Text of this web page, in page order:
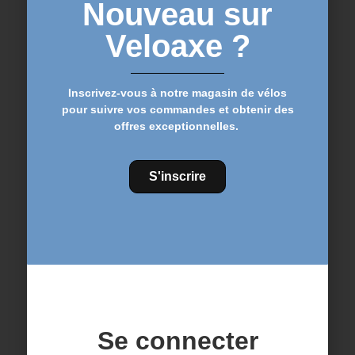
Promo !
PLAQUES DE FREIN
À ÉTRIER FORMULE
– BIOLOGIQUES
Ajouter au
Promo !
Plaquettes de frein à
étrier CANNODALE
CODA –
15,95
Ajouter au
Nouveau sur
Veloaxe ?
Inscrivez-vous à notre magasin de vélos
pour suivre vos commandes et obtenir des
offres exceptionnelles.
S'inscrire
Se connecter